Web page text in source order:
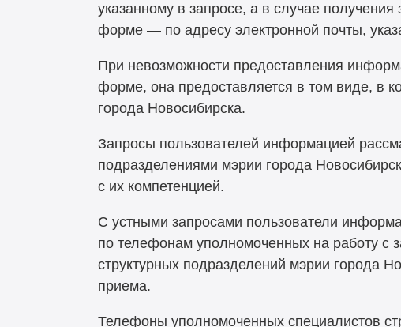
указанному в запросе, а в случае получения
форме — по адресу электронной почты,
При невозможности предоставления
форме, она предоставляется в том виде, в
города Новосибирска.
Запросы пользователей информацией
подразделениями мэрии города
с их компетенцией.
С устными запросами пользователи
по телефонам уполномоченных на работу с
структурных подразделений мэрии города
приема.
Телефоны уполномоченных специалистов